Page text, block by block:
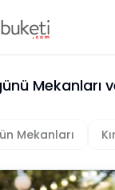
Mekanları
Mekanları